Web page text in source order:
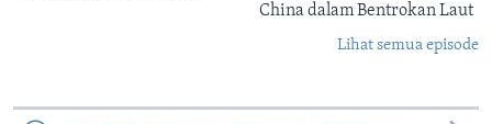
China dalam Bentrokan Laut
Lihat semua episode